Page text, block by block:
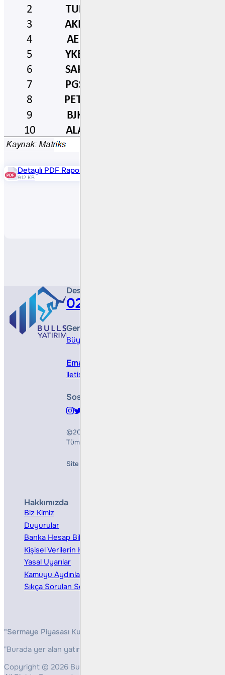
Detaylı PDF Raporu
912 KB
Destek Hattı
0212 410 0500
Genel Müdürlük
Büyükdere Cad. No 173, 1. Levent Plaza, B
Email
iletisim@bullsyatirim.com
Sosyal Medya
©2026
Tüm Hakları Saklıdır
Site Creation & Technology by
Hakkımızda
Biz Kimiz
Duyurular
Banka Hesap Bilgileri
Kişisel Verilerin Korunması
Yasal Uyarılar
Kamuyu Aydınlatma
Sıkça Sorulan Sorular
"Sermaye Piyasası Kurulunun, Yatırım Hizmetleri ve
"Burada yer alan yatırım bilgi, yorum ve tavsiyeleri yatırım
Copyright © 2026 Bulls Yatırım Menkul Değerler